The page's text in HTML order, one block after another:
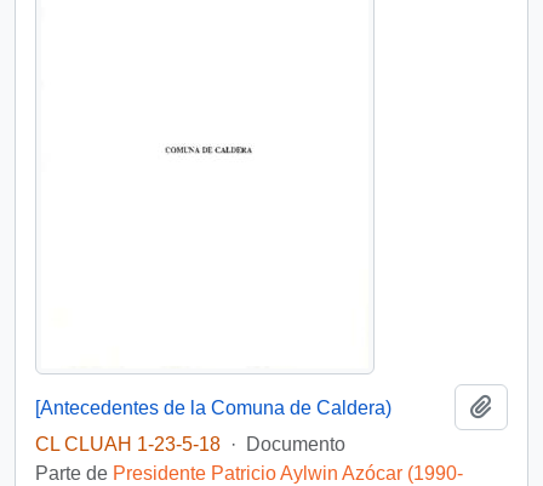
[Antecedentes de la Comuna de Caldera)
CL CLUAH 1-23-5-18 ·
Documento
Parte de Presidente Patricio Aylwin Azócar (1990-